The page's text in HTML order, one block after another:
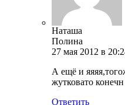
Наташа
Полина
27 мая 2012 в
А ещё и
жутковато
Ответить